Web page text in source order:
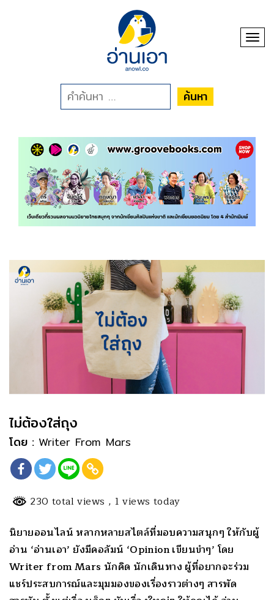
ค้นหา
ไม่ต้องใส่ถุง
โดย : Writer From Mars
230 total views , 1 views today
นิยายออนไลน์ หลากหลายสไตล์ที่มอบความสนุกๆ ให้กับผู้
อ่าน ‘อ่านเอา’ ยังมีคอลัมน์ ‘Opinion เขียนขำๆ’ โดย
Writer from Mars นักคิด นักเดินทาง ผู้ที่อยากจะร่วม
แชร์ประสบการณ์และมุมมองของเรื่องราวต่างๆ สารพัด